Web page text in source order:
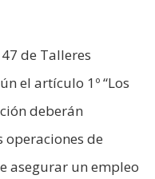
de Talleres
el artículo 1º “Los
deberán
de
asegurar un empleo